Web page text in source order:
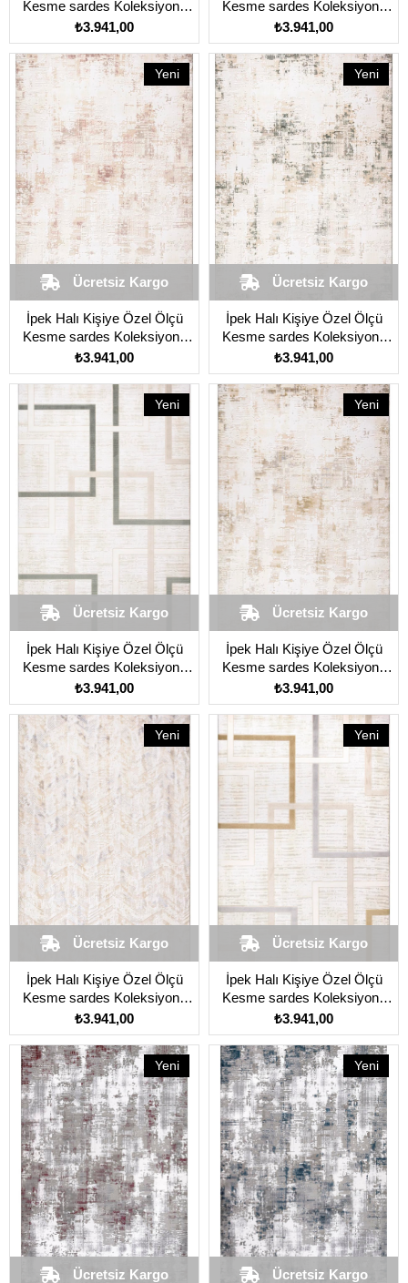
Kesme sardes Koleksiyonu
6135A Krem
₺3.941,00
Kesme sardes Koleksiyonu
6310A Gri
₺3.941,00
İpek Halı Kişiye Özel Ölçü
Kesme sardes Koleksiyonu
6412A Vizon
₺3.941,00
Ücretsiz Kargo
Yeni
Ürün
İpek Halı Kişiye Özel Ölçü
Kesme sardes Koleksiyonu
6413A Bej
₺3.941,00
Ücretsiz Kargo
Yeni
Ürün
İpek Halı Kişiye Özel Ölçü
Kesme sardes Koleksiyonu
6416A Yeşil
₺3.941,00
Ücretsiz Kargo
Yeni
İpek Halı Kişiye Özel Ölçü
Kesme sardes Koleksiyonu
6458A Krem
₺3.941,00
Ücretsiz Kargo
Yeni
Ürün
İpek Halı Kişiye Özel Ölçü
Kesme sardes Koleksiyonu
6459A Bej
₺3.941,00
Ücretsiz Kargo
Yeni
Ürün
İpek Halı Kişiye Özel Ölçü
Kesme sardes Koleksiyonu
6460A Krem
₺3.941,00
Ücretsiz Kargo
Yeni
Ürün
Ücretsiz Kargo
Yeni
Ürün
Ücretsiz Kargo
Yeni
Ürün